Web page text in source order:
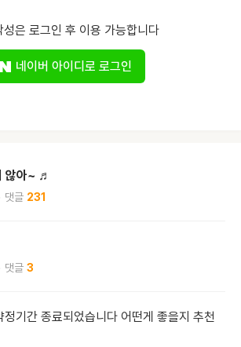
성은 로그인 후 이용 가능합니다
네이버 아이디로 로그인
않아~ ♬
231
3
기간 종료되었습니다 어떤게 좋을지 추천